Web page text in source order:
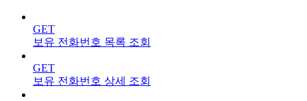
GET
보유 전화번호 목록 조회
GET
보유 전화번호 상세 조회